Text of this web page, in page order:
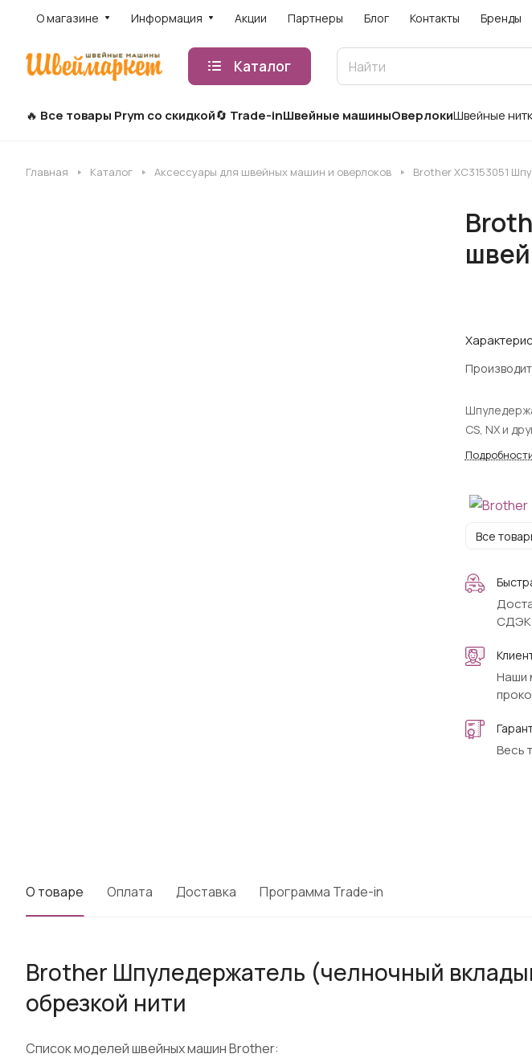
О магазине Информация Акции Партнеры Блог Контакты Бренды
Каталог
Все товары Prym со скидкой Trade-inШвейные машиныОверлокиШвейные
Главная Каталог Аксессуары для швейных машин и оверлоков Brother XC3153051
CS, NX и
Все
СДЭК
Наши
Весь
О товаре Оплата Доставка Программа Trade-in
Brother Шпуледержатель (челночный
обрезкой нити
Список моделей швейных машин Brother: